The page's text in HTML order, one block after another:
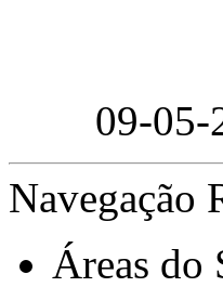
09-05-
Navegação
Áreas do